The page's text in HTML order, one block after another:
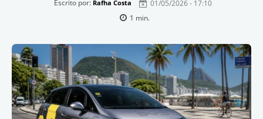
Escrito por: Rafha Costa
01/05/2026 - 17:10
1 min.